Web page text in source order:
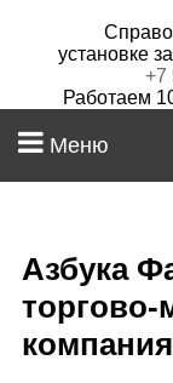
установке
+7
Работаем
Меню
Азбука
торгово-
компания